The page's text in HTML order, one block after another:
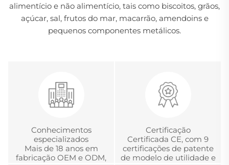
alimentício e não alimentício, tais como biscoitos, grãos,
açúcar, sal, frutos do mar, macarrão, amendoins e
pequenos componentes metálicos.
Conhecimentos
especializados
Mais de 18 anos em
fabricação OEM e ODM,
Certificação
Certificada CE, com 9
certificações de patente
de modelo de utilidade e